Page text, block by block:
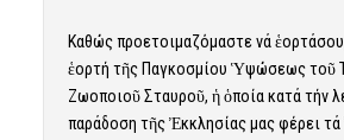
Καθώς προετοιμαζόμαστε νά
ἑορτή τῆς Παγκοσμίου Ὑψώσεως τοῦ
Ζωοποιοῦ Σταυροῦ, ἡ ὁποία κατά τήν
παράδοση τῆς Ἐκκλησίας μας φέρει τά